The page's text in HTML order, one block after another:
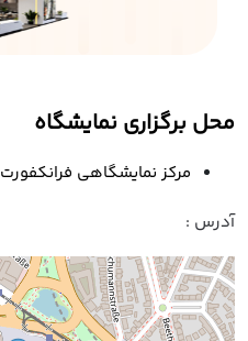
محل برگزاری نمایشگاه
مرکز نمایشگاهی فرانکفورت
آدرس :